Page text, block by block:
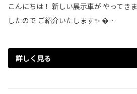
こんにちは！ 新しい展示車が やってきま
したので ご紹介いたします✨ …
詳しく見る